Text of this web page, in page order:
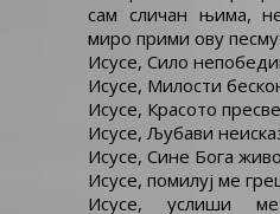
сам сличан њима,
миро прими ову песму:
Исусе, Сило
Исусе, Милости
Исусе, Красото
Исусе, Љубави
Исусе, Сине Бога
Исусе, помилуј ме
Исусе, услиши